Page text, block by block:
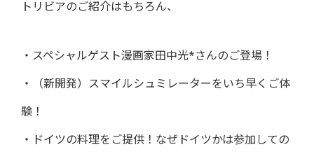
トリビアのご紹介はもちろん、
・スペシャルゲスト漫画家田中光*さんのご登場！
・（新開発）スマイルシュミレーターをいち早くご体
験！
・ドイツの料理をご提供！なぜドイツかは参加しての